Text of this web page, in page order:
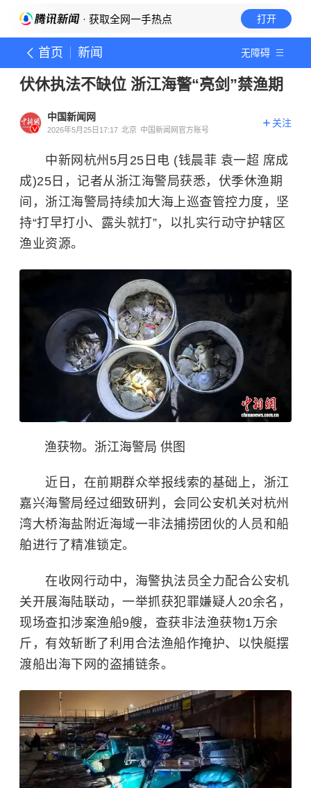
· 获取全网一手热点 打开
首页 新闻 无障碍
伏休执法不缺位 浙江海警“亮剑”禁渔期
中国新闻网
2026年5月25日17:17 北京 中国新闻网官方账号
关注
中新网杭州5月25日电 (钱晨菲 袁一超 席成
成)25日，记者从浙江海警局获悉，伏季休渔期
间，浙江海警局持续加大海上巡查管控力度，坚
持“打早打小、露头就打”，以扎实行动守护辖区
渔业资源。
渔获物。浙江海警局 供图
近日，在前期群众举报线索的基础上，浙江
嘉兴海警局经过细致研判，会同公安机关对杭州
湾大桥海盐附近海域一非法捕捞团伙的人员和船
舶进行了精准锁定。
在收网行动中，海警执法员全力配合公安机
关开展海陆联动，一举抓获犯罪嫌疑人20余名，
现场查扣涉案渔船9艘，查获非法渔获物1万余
斤，有效斩断了利用合法渔船作掩护、以快艇摆
渡船出海下网的盗捕链条。